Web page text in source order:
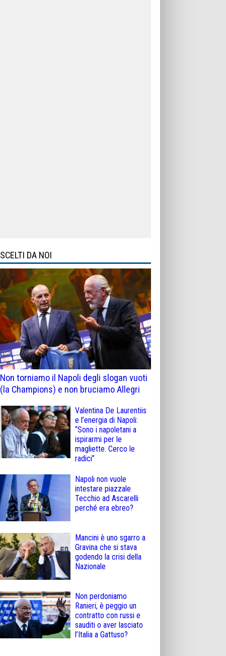
SCELTI DA NOI
Non torniamo il Napoli degli slogan vuoti
(la Champions) e non bruciamo Allegri
Valentina De Laurentiis
e l’energia di Napoli:
“Sono i napoletani a
ispirarmi per le
magliette. Cerco le
radici”
Napoli non vuole
intestare piazzale
Tecchio ad Ascarelli
perché era ebreo?
Mancini è uno sgarro a
Gravina che si stava
godendo la crisi della
Nazionale
Non perdoniamo
Ranieri, è peggio un
contratto con russi e
sauditi o aver lasciato
l’Italia a Gattuso?